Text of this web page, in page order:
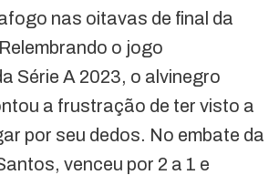
nas oitavas de final da
o jogo
Série A 2023, o alvinegro
a frustração de ter visto a
por seu dedos. No embate da
venceu por 2 a 1 e